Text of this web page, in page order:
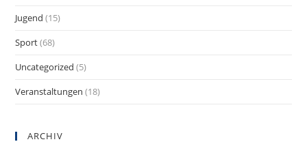
Jugend (15)
Sport(68)
Uncategorized (5)
Veranstaltungen (18)
ARCHIV